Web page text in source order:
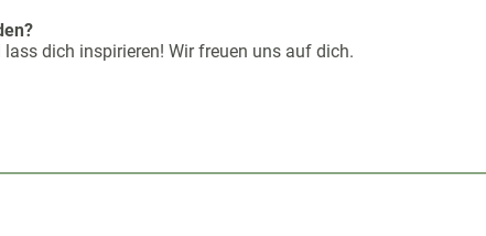
dich inspirieren! Wir freuen uns auf dich.